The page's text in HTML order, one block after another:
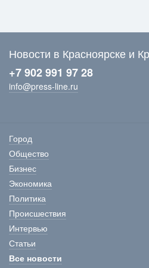
Новости в Красноярске и
+7 902 991 97 28
info@press-line.ru
Город
Общество
Бизнес
Экономика
Политика
Происшествия
Интервью
Статьи
Все новости